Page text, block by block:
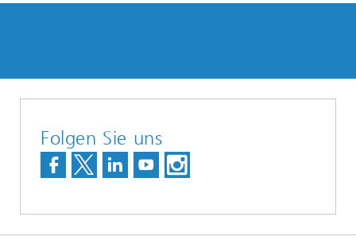
Folgen Sie uns